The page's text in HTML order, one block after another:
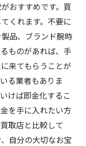
おすすめです。買
くれます。不要に
品、ブランド腕時
ものがあれば、手
来てもらうことが
る業者もありま
けば即金化するこ
を手に入れたい方
取店と比較して
自分の大切なお宝